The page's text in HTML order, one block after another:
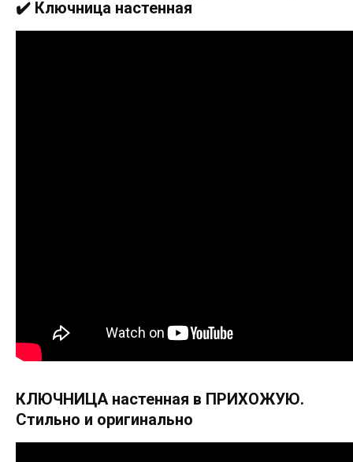
✔️ Ключница настенная
КЛЮЧНИЦА настенная в ПРИХОЖУЮ.
Стильно и оригинально